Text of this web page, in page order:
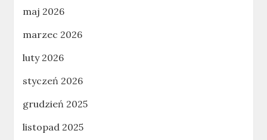
maj 2026
marzec 2026
luty 2026
styczeń 2026
grudzień 2025
listopad 2025